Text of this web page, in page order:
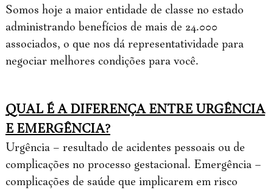
Somos hoje a maior entidade de classe no estado
administrando benefícios de mais de 24.000
associados, o que nos dá representatividade para
negociar melhores condições para você.
QUAL É A DIFERENÇA ENTRE URGÊNCIA
E EMERGÊNCIA?
Urgência – resultado de acidentes pessoais ou de
complicações no processo gestacional. Emergência –
complicações de saúde que implicarem em risco